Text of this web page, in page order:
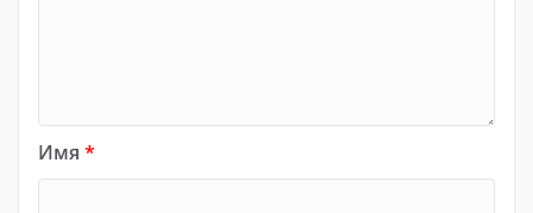
Имя *